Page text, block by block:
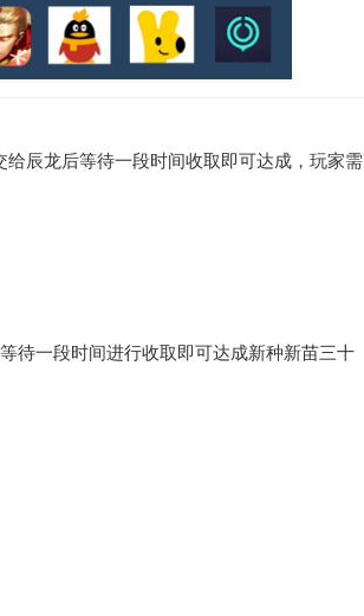
辰龙后等待一段时间收取即可达成，玩家需
待一段时间进行收取即可达成新种新苗三十